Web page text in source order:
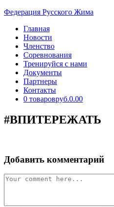
Перейти
содержимому
Федерация Русского Жима
Главная
Новости
Членство
Соревнования
Тренируйся с нами
Документы
Партнеры
Контакты
0 товаровруб.0.00
#ВПИТЕРЕЖАТЬ
Добавить комментарий
Comment